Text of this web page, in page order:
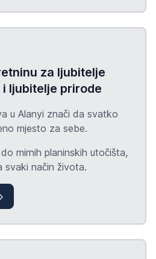
za ljubitelje
ljubitelje prirode
u Alanyi znači da svatko
mjesto za sebe.
mirnih planinskih utočišta,
svaki način života.